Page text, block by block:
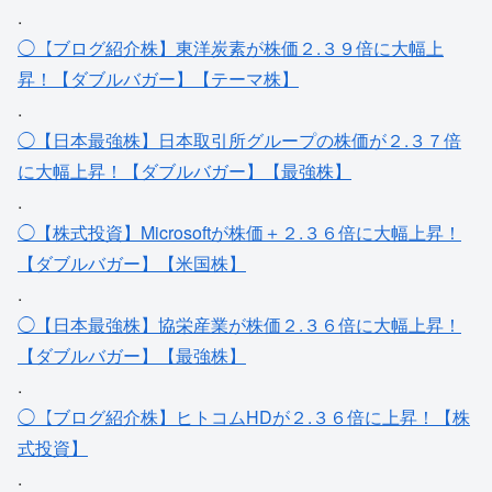
.
◯【ブログ紹介株】東洋炭素が株価２.３９倍に大幅上
昇！【ダブルバガー】【テーマ株】
.
◯【日本最強株】日本取引所グループの株価が２.３７倍
に大幅上昇！【ダブルバガー】【最強株】
.
◯【株式投資】Microsoftが株価＋２.３６倍に大幅上昇！
【ダブルバガー】【米国株】
.
◯【日本最強株】協栄産業が株価２.３６倍に大幅上昇！
【ダブルバガー】【最強株】
.
◯【ブログ紹介株】ヒトコムHDが２.３６倍に上昇！【株
式投資】
.